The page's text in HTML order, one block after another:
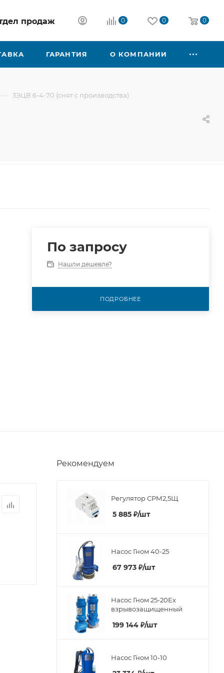
продаж 0 0 0
ГАРАНТИЯ О КОМПАНИИ
— 3ЭЦВ 6-4-70 (снят с производства)
По запросу
Нашли дешевле?
ПОДРОБНЕЕ
Рекомендуем
Регулятор СРМ2,5Щ
5 885 ₽/шт
Насос Гном 40-25
67 973 ₽/шт
Насос Гном 25-20Ex
взрывозащищенный
199 144 ₽/шт
Насос Гном 10-10